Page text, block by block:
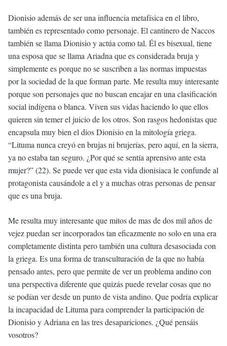
Dionisio además de ser una influencia metafísica en el libro,
también es representado como personaje. El cantinero de Naccos
también se llama Dionisio y actúa como tal. Él es bisexual, tiene
una esposa que se llama Ariadna que es considerada bruja y
simplemente es porque no se suscriben a las normas impuestas
por la sociedad de la que forman parte. Me resulta muy interesante
porque son personajes que no buscan encajar en una clasificación
social indígena o blanca. Viven sus vidas haciendo lo que ellos
quieren sin temer el juicio de los otros. Son rasgos hedonistas que
encapsula muy bien el dios Dionisio en la mitología griega.
“Lituma nunca creyó en brujas ni brujerías, pero aquí, en la sierra,
ya no estaba tan seguro. ¿Por qué se sentía aprensivo ante esta
mujer?” (22). Se puede ver que esta vida dionisiaca le confunde al
protagonista causándole a el y a muchas otras personas de pensar
que es una bruja.
Me resulta muy interesante que mitos de mas de dos mil años de
vejez puedan ser incorporados tan eficazmente no solo en una era
completamente distinta pero también una cultura desasociada con
la griega. Es una forma de transculturación de la que no había
pensado antes, pero que permite de ver un problema andino con
una perspectiva diferente que quizás puede revelar cosas que no
se podían ver desde un punto de vista andino. Que podría explicar
la incapacidad de Lituma para comprender la participación de
Dionisio y Adriana en las tres desapariciones. ¿Qué pensáis
vosotros?